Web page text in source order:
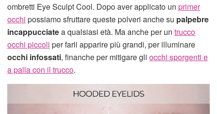
ombretti Eye Sculpt Cool. Dopo aver applicato un primer
occhi possiamo sfruttare queste polveri anche su palpebre
incappucciatea qualsiasi età. Ma anche per un trucco
occhi piccoli per farli apparire più grandi, per illuminare
occhi infossati, finanche per mitigare gli occhi sporgenti e
a palla con il trucco.